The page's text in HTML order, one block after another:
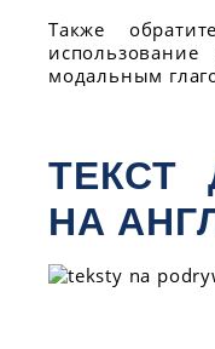
Также
модальным
ТЕКСТ
НА